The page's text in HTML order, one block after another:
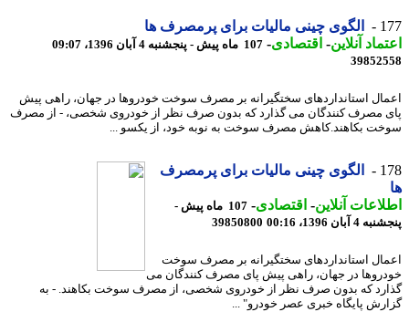
الگوی چینی مالیات برای پرمصرف ها
آنلاین-اقتصادی-107 ماه پیش - پنجشنبه 4 آبان 1396، 09:07
استانداردهای سختگیرانه بر مصرف سوخت خودروها در جهان، راهی پیش
مصرف کنندگان می گذارد که بدون صرف نظر از خودروی شخصی، - از مصرف
بکاهند.کاهش مصرف سوخت به نوبه خود، از یکسو ...
الگوی چینی مالیات برای پرمصرف
آنلاین-اقتصادی-
107 ماه پیش -
1396، 00:16
39850800
استانداردهای سختگیرانه بر مصرف سوخت
در جهان، راهی پیش پای مصرف کنندگان می
که بدون صرف نظر از خودروی شخصی، از مصرف سوخت بکاهند. - به
پایگاه خبری عصر خودرو" ...